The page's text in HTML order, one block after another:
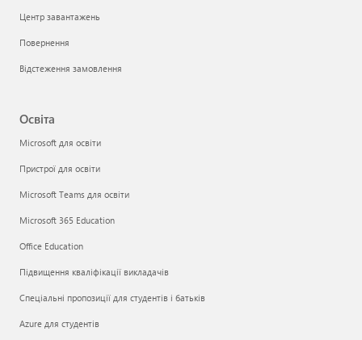
Центр завантажень
Повернення
Відстеження замовлення
Освіта
Microsoft для освіти
Пристрої для освіти
Microsoft Teams для освіти
Microsoft 365 Education
Office Education
Підвищення кваліфікації викладачів
Спеціальні пропозиції для студентів і батьків
Azure для студентів